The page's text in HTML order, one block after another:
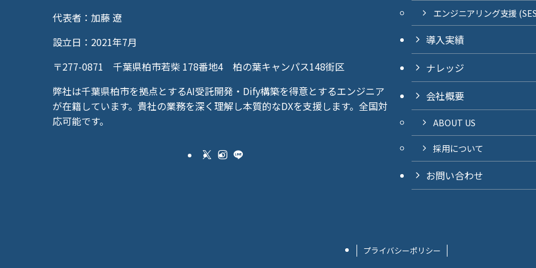
代表者：加藤 遼
設立日：2021年7月
〒277-0871 千葉県柏市若柴 178番地4 柏の葉キャンパス148街区
弊社は千葉県柏市を拠点とするAI受託開発・Dify構築を得意とするエンジニア
が在籍しています。貴社の業務を深く理解し本質的なDXを支援します。全国対
応可能です。
エンジニアリング支援
導入実績
ナレッジ
会社概要
ABOUT US
採用について
お問い合わせ
プライバシーポリシー